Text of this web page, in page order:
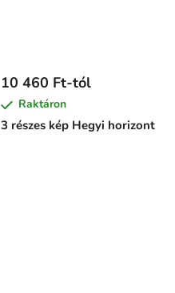
3 részes kép Hegyi horizont
10 460 Ft-tól
Raktáron